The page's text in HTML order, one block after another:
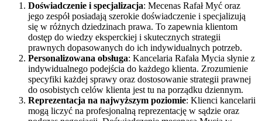
Doświadczenie i specjalizacja: Mecenas Rafał Myć oraz
jego zespół posiadają szerokie doświadczenie i specjalizują
się w różnych dziedzinach prawa. To zapewnia klientom
dostęp do wiedzy eksperckiej i skutecznych strategii
prawnych dopasowanych do ich indywidualnych potrzeb.
Personalizowana obsługa: Kancelaria Rafała Mycia słynie z
indywidualnego podejścia do każdego klienta. Zrozumienie
specyfiki każdej sprawy oraz dostosowanie strategii prawnej
do osobistych celów klienta jest tu na porządku dziennym.
Reprezentacja na najwyższym poziomie: Klienci kancelarii
mogą liczyć na profesjonalną reprezentację w sądzie oraz